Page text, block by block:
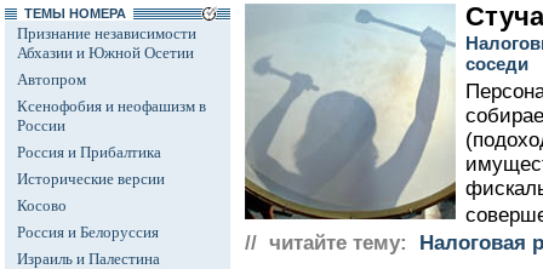
ТЕМЫ НОМЕРА
Признание независимости
Абхазии и Южной Осетии
Автопром
Ксенофобия и неофашизм в
России
Россия и Прибалтика
Исторические версии
Косово
Россия и Белоруссия
Израиль и Палестина
соседи
// читайте тему:
Налоговая